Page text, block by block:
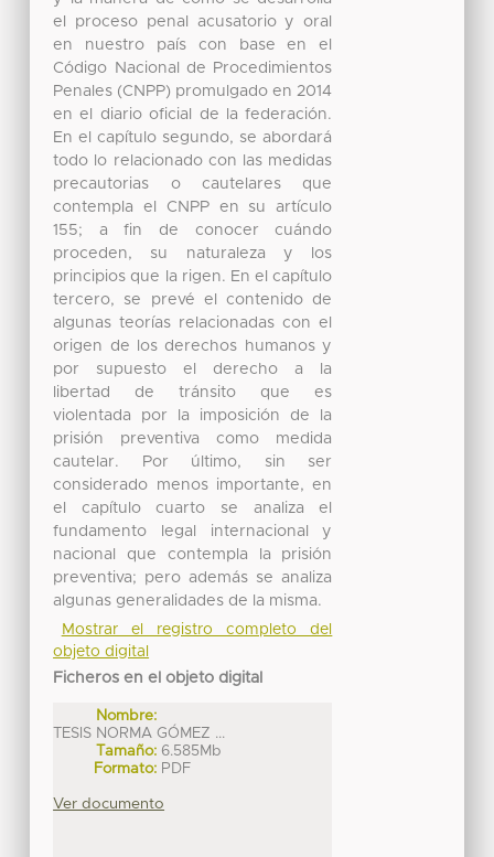
el proceso penal acusatorio y oral
en nuestro país con base en el
Código Nacional de Procedimientos
Penales (CNPP) promulgado en 2014
en el diario oficial de la federación.
En el capítulo segundo, se abordará
todo lo relacionado con las medidas
precautorias o cautelares que
contempla el CNPP en su artículo
155; a fin de conocer cuándo
proceden, su naturaleza y los
principios que la rigen. En el capítulo
tercero, se prevé el contenido de
algunas teorías relacionadas con el
origen de los derechos humanos y
por supuesto el derecho a la
libertad de tránsito que es
violentada por la imposición de la
prisión preventiva como medida
cautelar. Por último, sin ser
considerado menos importante, en
el capítulo cuarto se analiza el
fundamento legal internacional y
nacional que contempla la prisión
preventiva; pero además se analiza
algunas generalidades de la misma.
Mostrar el registro completo del
objeto digital
Ficheros en el objeto digital
Nombre:
TESIS NORMA GÓMEZ ...
Tamaño: 6.585Mb
Formato: PDF
Ver documento